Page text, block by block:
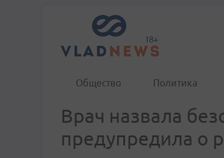
Общество Политика
Врач назвала
предупредила о